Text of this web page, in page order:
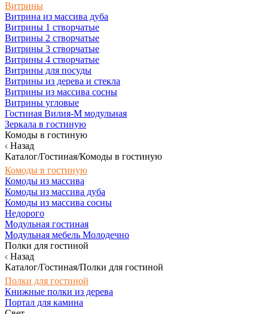
Витрины
Витрина из массива дуба
Витрины 1 створчатые
Витрины 2 створчатые
Витрины 3 створчатые
Витрины 4 створчатые
Витрины для посуды
Витрины из дерева и стекла
Витрины из массива сосны
Витрины угловые
Гостиная Вилия-М модульная
Зеркала в гостиную
Комоды в гостиную
Назад
Каталог/Гостиная/Комоды в гостиную
Комоды в гостиную
Комоды из массива
Комоды из массива дуба
Комоды из массива сосны
Недорого
Модульная гостиная
Модульная мебель Молодечно
Полки для гостиной
Назад
Каталог/Гостиная/Полки для гостиной
Полки для гостиной
Книжные полки из дерева
Портал для камина